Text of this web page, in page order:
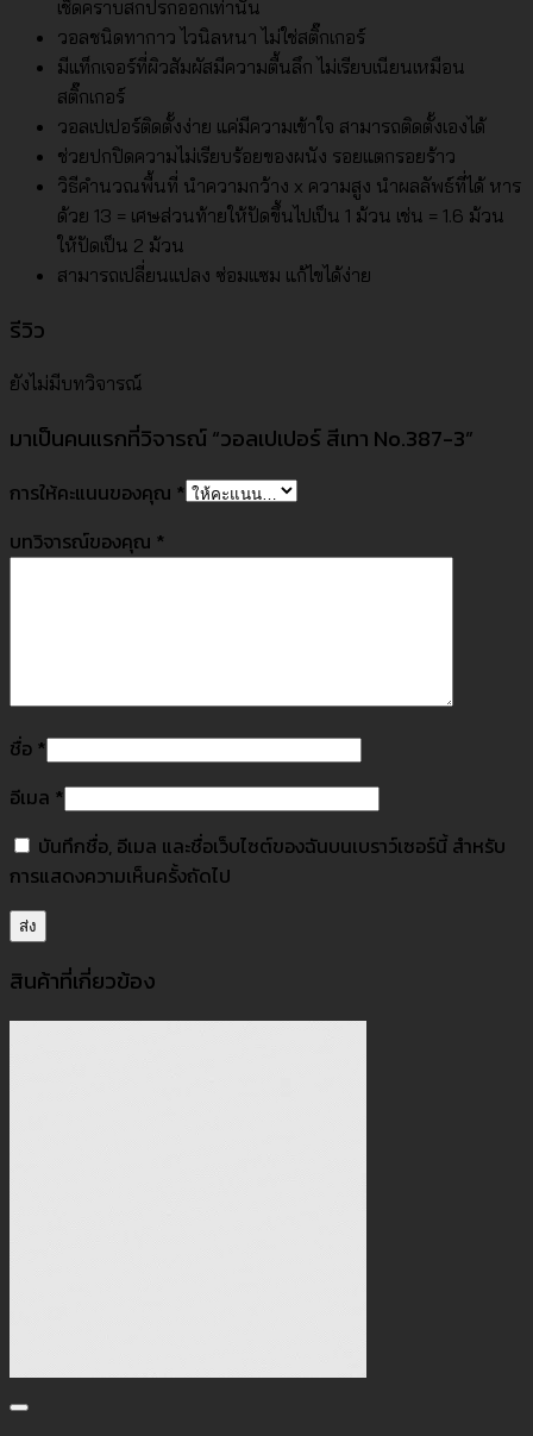
เช็ดคราบสกปรกออกเท่านั้น
วอลชนิดทากาว ไวนิลหนา ไม่ใช่สติ๊กเกอร์
มีแท็กเจอร์ที่ผิวสัมผัสมีความตื้นลึก ไม่เรียบเนียนเหมือน
สติ๊กเกอร์
วอลเปเปอร์ติดตั้งง่าย แค่มีความเข้าใจ สามารถติดตั้งเองได้
ช่วยปกปิดความไม่เรียบร้อยของผนัง รอยแตกรอยร้าว
วิธีคำนวณพื้นที่ นำความกว้าง x ความสูง นำผลลัพธ์ที่ได้ หาร
ด้วย 13 = เศษส่วนท้ายให้ปัดขึ้นไปเป็น 1 ม้วน เช่น = 1.6 ม้วน
ให้ปัดเป็น 2 ม้วน
สามารถเปลี่ยนแปลง ซ่อมแซม แก้ไขได้ง่าย
รีวิว
ยังไม่มีบทวิจารณ์
มาเป็นคนแรกที่วิจารณ์ “วอลเปเปอร์ สีเทา No.387-3”
การให้คะแนนของคุณ *
บทวิจารณ์ของคุณ *
ชื่อ *
อีเมล *
บันทึกชื่อ, อีเมล และชื่อเว็บไซต์ของฉันบนเบราว์เซอร์นี้ สำหรับ
การแสดงความเห็นครั้งถัดไป
สินค้าที่เกี่ยวข้อง